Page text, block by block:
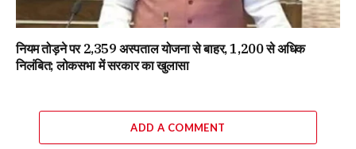
नियम तोड़ने पर 2,359 अस्पताल योजना से बाहर, 1,200 से अधिक
निलंबित; लोकसभा में सरकार का खुलासा
ADD A COMMENT